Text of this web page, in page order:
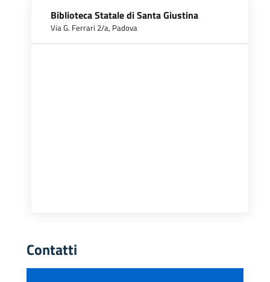
Biblioteca Statale di Santa Giustina
Via G. Ferrari 2/a, Padova
Contatti